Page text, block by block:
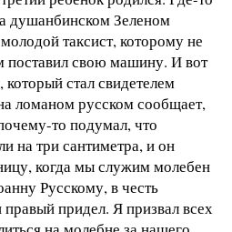
душанбинском Зеленом
таксист, которому не
поставил свою машину. И вот
стал свидетелем
ломаном русском сообщает,
то подумал, что
на три сантиметра, и он
когда мы служим молебен
Русскому, в честь
придел. Я призвал всех